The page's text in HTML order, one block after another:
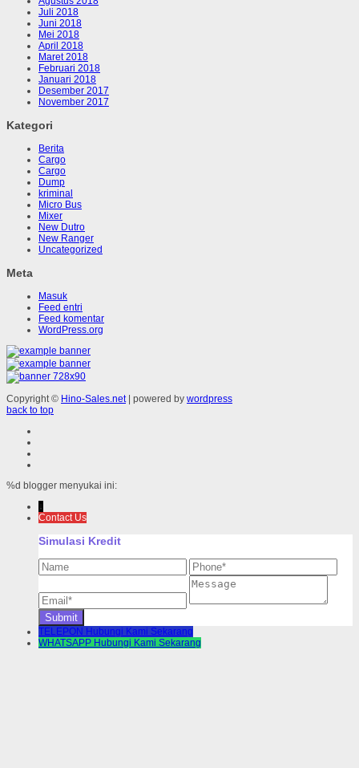
Juli 2018
Juni 2018
Mei 2018
April 2018
Maret 2018
Februari 2018
Januari 2018
Desember 2017
November 2017
Kategori
Berita
Cargo
Cargo
Dump
kriminal
Micro Bus
Mixer
New Dutro
New Ranger
Uncategorized
Meta
Masuk
Feed entri
Feed komentar
WordPress.org
Copyright © Hino-Sales.net| powered by wordpress
back to top
%d blogger menyukai ini:
↓
Contact Us
Simulasi Kredit
TELEPON Hubungi Kami Sekarang
WHATSAPP Hubungi Kami Sekarang